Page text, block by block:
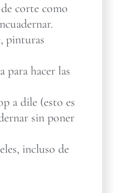
corte como
pinturas
para hacer las
a dile (esto es
sin poner
incluso de